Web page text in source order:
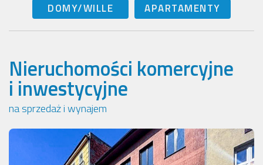
DOMY/WILLE
APARTAMENTY
Nieruchomości komercyjne
i inwestycyjne
na sprzedaż i wynajem